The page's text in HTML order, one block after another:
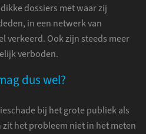
dossiers met waar zij
in een netwerk van
verkeerd. Ook zijn steeds meer
verboden.
dus wel?
bij het grote publiek als
het probleem niet in het meten